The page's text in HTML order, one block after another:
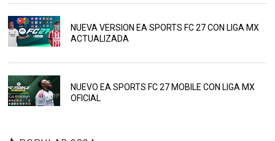
NUEVA VERSION EA SPORTS FC 27 CON LIGA MX
ACTUALIZADA
NUEVO EA SPORTS FC 27 MOBILE CON LIGA MX
OFICIAL